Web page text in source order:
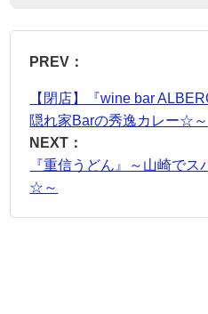
PREV：
【閉店】『wine bar
隠れ家Barの秀逸カレー☆～
NEXT：
『重信うどん』～山崎で
☆～